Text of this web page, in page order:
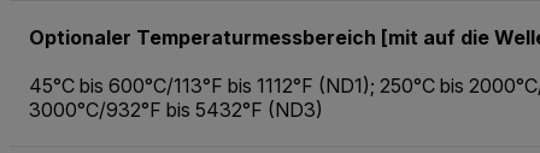
Optionaler Temperaturmessbereich [mit auf die
45°C bis 600°C/113°F bis 1112°F (ND1); 250°C bis
3000°C/932°F bis 5432°F (ND3)